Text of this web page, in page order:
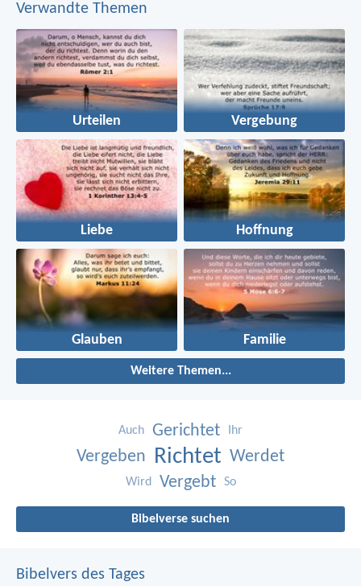
Verwandte Themen
Urteilen Vergebung
Liebe Hoffnung
Glauben Familie
Weitere Themen...
Auch Gerichtet Ihr
Vergeben Richtet Werdet
Wird Vergebt So
Bibelverse suchen
Bibelvers des Tages